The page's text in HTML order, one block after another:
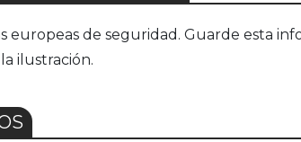
europeas de seguridad. Guarde esta
ilustración.